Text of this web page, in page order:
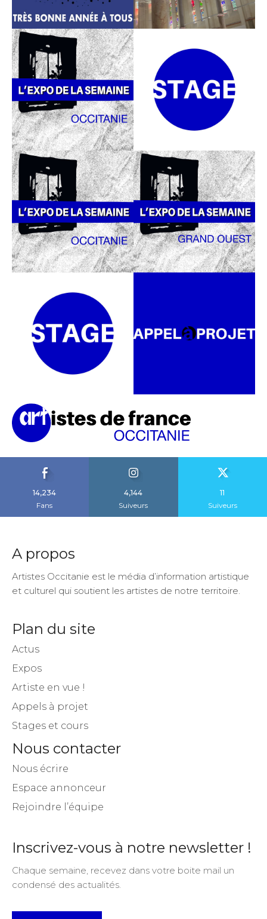
14,234
Fans
4,144
Suiveurs
11
Suiveurs
A propos
Artistes Occitanie est le média d’information artistique
et culturel qui soutient les artistes de notre territoire.
Plan du site
Actus
Expos
Artiste en vue !
Appels à projet
Stages et cours
Nous contacter
Nous écrire
Espace annonceur
Rejoindre l’équipe
Inscrivez-vous à notre newsletter !
Chaque semaine, recevez dans votre boite mail un
condensé des actualités.